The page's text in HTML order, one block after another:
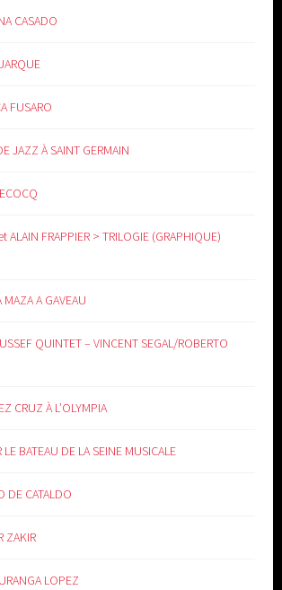
CASADO
FUSARO
JAZZ À SAINT GERMAIN
ALAIN FRAPPIER > TRILOGIE (GRAPHIQUE)
A GAVEAU
QUINTET – VINCENT SEGAL/ROBERTO
CRUZ À L’OLYMPIA
BATEAU DE LA SEINE MUSICALE
DE CATALDO
ZAKIR
LOPEZ